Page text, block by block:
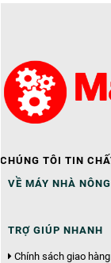
CHÚNG TÔI TIN
VỀ MÁY NHÀ NÔNG
TRỢ GIÚP NHANH
Chính sách giao hàng